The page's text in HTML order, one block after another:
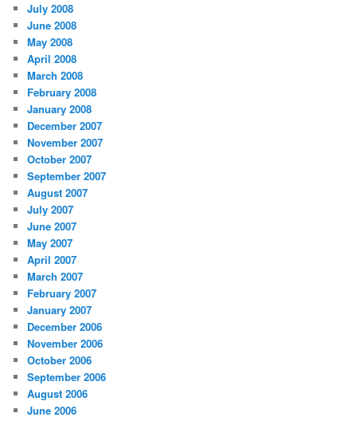
July 2008
June 2008
May 2008
April 2008
March 2008
February 2008
January 2008
December 2007
November 2007
October 2007
September 2007
August 2007
July 2007
June 2007
May 2007
April 2007
March 2007
February 2007
January 2007
December 2006
November 2006
October 2006
September 2006
August 2006
June 2006